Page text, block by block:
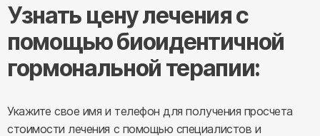
Узнать цену лечения с
помощью биоидентичной
гормональной терапии:
Укажите свое имя и телефон для получения просчета
стоимости лечения с помощью специалистов и